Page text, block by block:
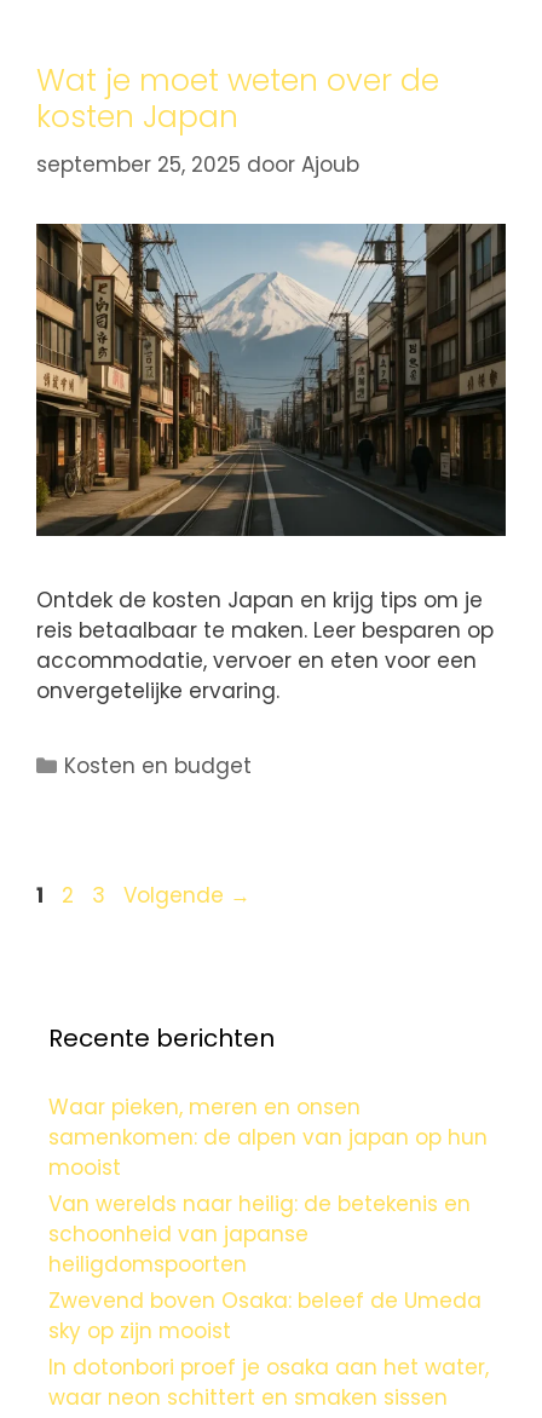
Wat je moet weten over de
kosten Japan
september 25, 2025 door Ajoub
Ontdek de kosten Japan en krijg tips om je
reis betaalbaar te maken. Leer besparen op
accommodatie, vervoer en eten voor een
onvergetelijke ervaring.
Kosten en budget
1 2 3 Volgende →
Recente berichten
Waar pieken, meren en onsen
samenkomen: de alpen van japan op hun
mooist
Van werelds naar heilig: de betekenis en
schoonheid van japanse
heiligdomspoorten
Zwevend boven Osaka: beleef de Umeda
sky op zijn mooist
In dotonbori proef je osaka aan het water,
waar neon schittert en smaken sissen